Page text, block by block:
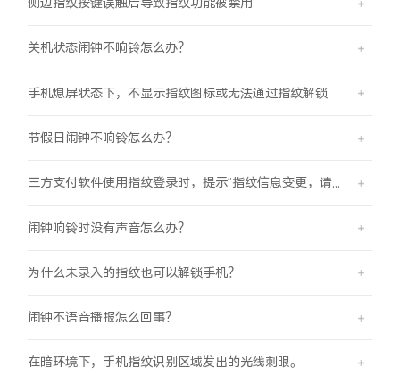
侧边指纹按键误触后导致指纹功能被禁用
关机状态闹钟不响铃怎么办？
手机熄屏状态下，不显示指纹图标或无法通过指纹解锁
节假日闹钟不响铃怎么办？
三方支付软件使用指纹登录时，提示“指纹信息变更，请重新验证登录信息后使用”
闹钟响铃时没有声音怎么办？
为什么未录入的指纹也可以解锁手机？
闹钟不语音播报怎么回事？
在暗环境下，手机指纹识别区域发出的光线刺眼。